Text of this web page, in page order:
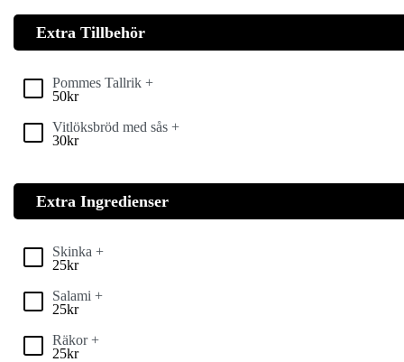
Extra Tillbehör
Pommes Tallrik +
50kr
Vitlöksbröd med sås +
30kr
Extra Ingredienser
Skinka +
25kr
Salami +
25kr
Räkor +
25kr